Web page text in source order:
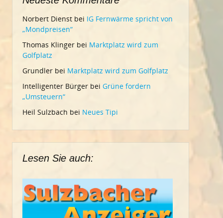
Norbert Dienst bei IG Fernwärme spricht von
„Mondpreisen“
Thomas Klinger bei Marktplatz wird zum
Golfplatz
Grundler bei Marktplatz wird zum Golfplatz
Intelligenter Bürger bei Grüne fordern
„Umsteuern“
Heil Sulzbach bei Neues Tipi
Lesen Sie auch: